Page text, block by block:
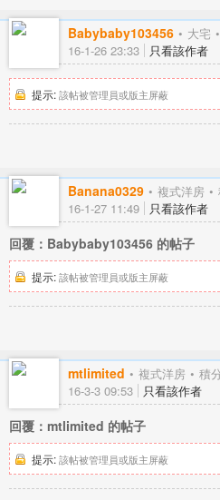
Babybaby103456 大宅
16-1-26 23:33 只看該作者
提示: 該帖被管理員或版主屏蔽
Banana0329 複式洋房
16-1-27 11:49 只看該作者
回覆：Babybaby103456 的帖子
提示: 該帖被管理員或版主屏蔽
mtlimited 複式洋房 積
16-3-3 09:53 只看該作者
回覆：mtlimited 的帖子
提示: 該帖被管理員或版主屏蔽